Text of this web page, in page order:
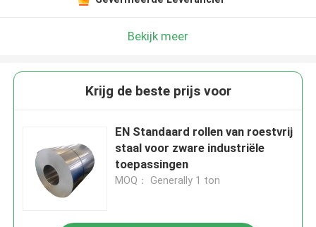
Bekijk meer
Krijg de beste prijs voor
EN Standaard rollen van roestvrij
staal voor zware industriële
toepassingen
MOQ： Generally 1 ton